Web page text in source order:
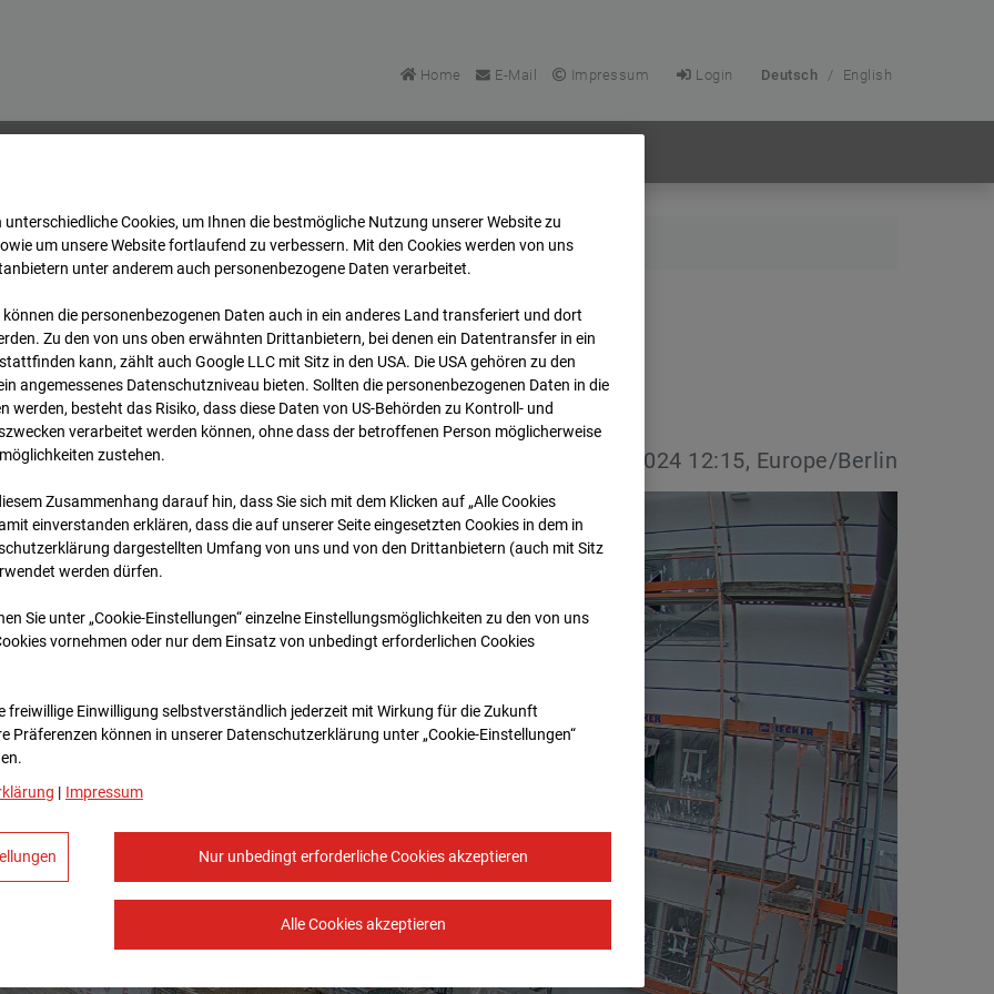
Home E-Mail Impressum Login Deutsch / English
Heddesheim Archiv 2024 08 01 12:15
Heddesheim
01.08.2024 12:15, Europe/Berlin
unterschiedliche Cookies, um Ihnen die best­mögliche Nutzung unserer Website zu
um unsere Website fortlaufend zu verbessern. Mit den Cookies werden von uns
unter anderem auch personenbezogene Daten verarbeitet.
können die personenbezogenen Daten auch in ein anderes Land transferiert und dort
Zu den von uns oben erwähnten Drittanbietern, bei denen ein Datentransfer in ein
kann, zählt auch Google LLC mit Sitz in den USA. Die USA gehören zu den
angemessenes Datenschutzniveau bieten. Sollten die personenbezogenen Daten in die
werden, besteht das Risiko, dass diese Daten von US-Behörden zu Kontroll- und
verarbeitet werden können, ohne dass der betroffenen Person möglicherweise
zustehen.
Zusammenhang darauf hin, dass Sie sich mit dem Klicken auf „Alle Cookies
ein­ver­standen erklären, dass die auf unserer Seite eingesetzten Cookies in dem in
dargestellten Umfang von uns und von den Drittanbietern (auch mit Sitz
werden dürfen.
Sie unter „Cookie-Einstellungen“ einzelne Einstellungsmöglichkeiten zu den von uns
vornehmen oder nur dem Einsatz von unbedingt erforderlichen Cookies
freiwillige Einwilligung selbstverständlich jederzeit mit Wirkung für die Zukunft
Prä­fe­renzen können in unserer Datenschutzerklärung unter „Cookie-Einstellungen“
| Impressum
Nur unbedingt erforderliche Cookies akzeptieren
Alle Cookies akzeptieren